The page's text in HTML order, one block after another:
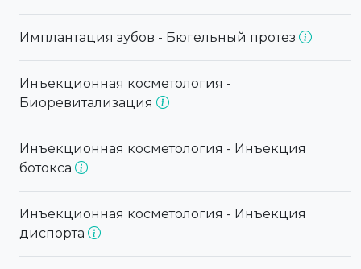
Имплантация зубов - Бюгельный протез
Инъекционная косметология -
Биоревитализация
Инъекционная косметология - Инъекция
ботокса
Инъекционная косметология - Инъекция
диспорта